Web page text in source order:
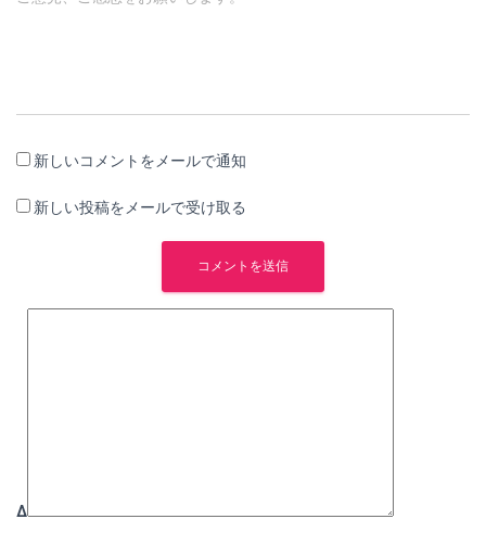
新しいコメントをメールで通知
新しい投稿をメールで受け取る
Δ